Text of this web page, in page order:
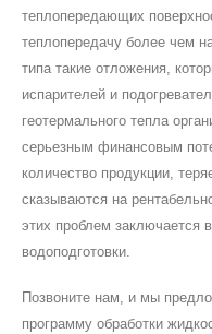
теплопередающих
теплопередачу более чем
типа такие отложения,
испарителей и
геотермального тепла
серьезным финансовым
количество продукции,
сказываются на
этих проблем заключается
водоподготовки.
Позвоните нам, и мы
программу обработки